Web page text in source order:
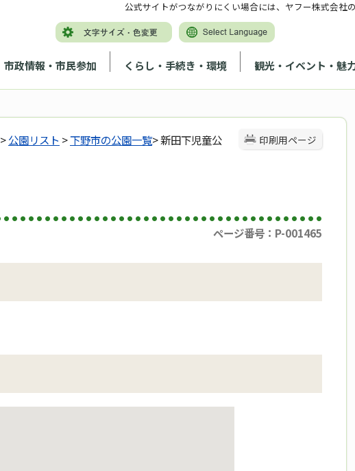
市政情報・市民参加 くらし・手続き・環境 観光・イベント・魅
公式サイトがつながりにくい場合には、ヤフー株式会社
印刷用ページ
>公園リスト >下野市の公園一覧> 新田下児童公
ページ番号：P-001465